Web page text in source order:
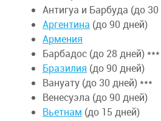
Антигуа и Барбуда (до
Аргентина (до 90 дней)
Армения
Барбадос (до 28 дней) ***
Бразилия (до 90 дней)
Вануату (до 30 дней) ***
Венесуэла (до 90 дней)
Вьетнам (до 15 дней)